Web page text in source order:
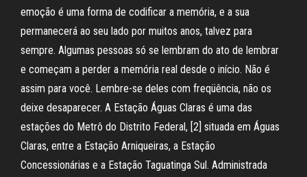
emoção é uma forma de codificar a memória, e a sua
permanecerá ao seu lado por muitos anos, talvez para
sempre. Algumas pessoas só se lembram do ato de lembrar
e começam a perder a memória real desde o início. Não é
assim para você. Lembre-se deles com freqüência, não os
deixe desaparecer. A Estação Águas Claras é uma das
estações do Metrô do Distrito Federal, [2] situada em Águas
Claras, entre a Estação Arniqueiras, a Estação
Concessionárias e a Estação Taguatinga Sul. Administrada